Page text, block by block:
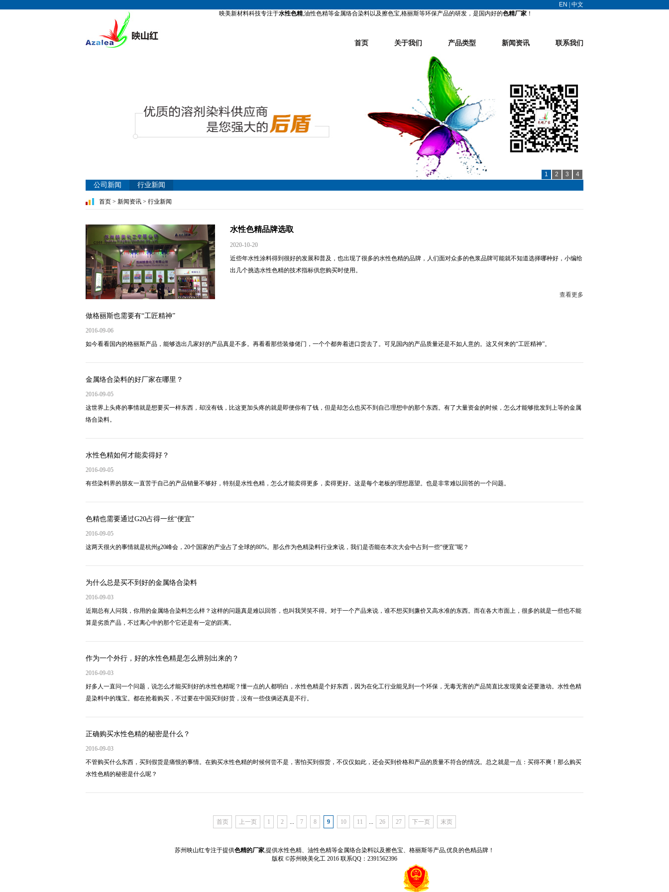
EN
中文
映美新材料科技专注于水性色精,油性色精等金属络合染料以及擦色宝,格丽斯等环保产品的研发，是国内好的色精厂家！
首页 关于我们 产品类型 新闻资讯 联系我们
1 2 3 4
公司新闻 行业新闻
首页 > 新闻资讯 > 行业新闻
水性色精品牌选取
2020-10-20
近些年水性涂料得到很好的发展和普及，也出现了很多的水性色精的品牌，人们面对众多的色浆品牌可能就不知道选择哪种好，小编给
出几个挑选水性色精的技术指标供您购买时使用。
查看更多
做格丽斯也需要有“工匠精神”
2016-09-06
如今看看国内的格丽斯产品，能够选出几家好的产品真是不多。再看看那些装修佬门，一个个都奔着进口货去了。可见国内的产品质量还是不如人意的。这又何来的“工匠精神”。
金属络合染料的好厂家在哪里？
2016-09-05
这世界上头疼的事情就是想要买一样东西，却没有钱，比这更加头疼的就是即便你有了钱，但是却怎么也买不到自己理想中的那个东西。有了大量资金的时候，怎么才能够批发到上等的金属
络合染料。
水性色精如何才能卖得好？
2016-09-05
有些染料界的朋友一直苦于自己的产品销量不够好，特别是水性色精，怎么才能卖得更多，卖得更好。这是每个老板的理想愿望。也是非常难以回答的一个问题。
色精也需要通过G20占得一丝“便宜”
2016-09-05
这两天很火的事情就是杭州g20峰会，20个国家的产业占了全球的80%。那么作为色精染料行业来说，我们是否能在本次大会中占到一些“便宜”呢？
为什么总是买不到好的金属络合染料
2016-09-03
近期总有人问我，你用的金属络合染料怎么样？这样的问题真是难以回答，也叫我哭笑不得。对于一个产品来说，谁不想买到廉价又高水准的东西。而在各大市面上，很多的就是一些也不能
算是劣质产品，不过离心中的那个它还是有一定的距离。
作为一个外行，好的水性色精是怎么辨别出来的？
2016-09-03
好多人一直问一个问题，说怎么才能买到好的水性色精呢？懂一点的人都明白，水性色精是个好东西，因为在化工行业能见到一个环保，无毒无害的产品简直比发现黄金还要激动。水性色精
是染料中的瑰宝。都在抢着购买，不过要在中国买到好货，没有一些伎俩还真是不行。
正确购买水性色精的秘密是什么？
2016-09-03
不管购买什么东西，买到假货是痛恨的事情。在购买水性色精的时候何尝不是，害怕买到假货，不仅仅如此，还会买到价格和产品的质量不符合的情况。总之就是一点：买得不爽！那么购买
水性色精的秘密是什么呢？
首页 上一页 1 2 ... 7 8 9 10 11 ... 26 27 下一页 末页
苏州映山红专注于提供色精的厂家,提供水性色精、油性色精等金属络合染料以及擦色宝、格丽斯等产品,优良的色精品牌！
版权 ©苏州映美化工 2016 联系QQ：2391562396